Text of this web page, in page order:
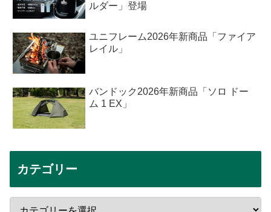
ルダー」登場
ユニフレーム2026年新商品「ファイア
レイル」
バンドック2026年新商品「ソロ ドー
ム 1 EX」
カテゴリー